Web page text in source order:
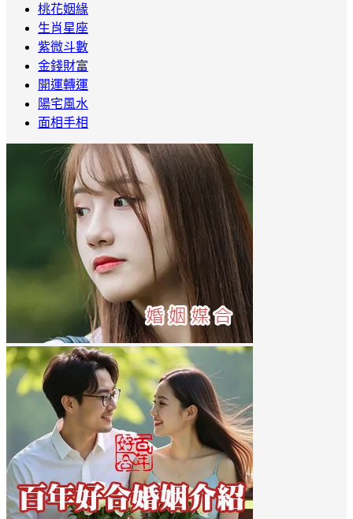
桃花姻緣
生肖星座
紫微斗數
金錢財富
開運轉運
陽宅風水
面相手相